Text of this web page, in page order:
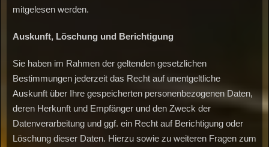
mitgelesen werden.
Auskunft, Löschung und Berichtigung
Sie haben im Rahmen der geltenden gesetzlichen
Bestimmungen jederzeit das Recht auf unentgeltliche
Auskunft über Ihre gespeicherten personenbezogenen Daten,
deren Herkunft und Empfänger und den Zweck der
Datenverarbeitung und ggf. ein Recht auf Berichtigung oder
Löschung dieser Daten. Hierzu sowie zu weiteren Fragen zum